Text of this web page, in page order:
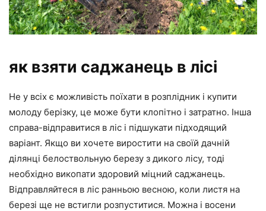
як взяти саджанець в лісі
Не у всіх є можливість поїхати в розплідник і купити
молоду берізку, це може бути клопітно і затратно. Інша
справа-відправитися в ліс і підшукати підходящий
варіант. Якщо ви хочете виростити на своїй дачній
ділянці белоствольную березу з дикого лісу, тоді
необхідно викопати здоровий міцний саджанець.
Відправляйтеся в ліс ранньою весною, коли листя на
березі ще не встигли розпуститися. Можна і восени